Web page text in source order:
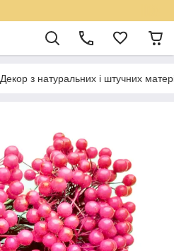
Декор з натуральних і штучних